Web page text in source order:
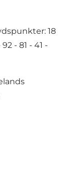
18
- 81 - 41 -